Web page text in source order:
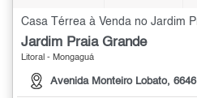
Jardim Praia Grande
Litoral - Mongaguá
Avenida Monteiro Lobato, 6646